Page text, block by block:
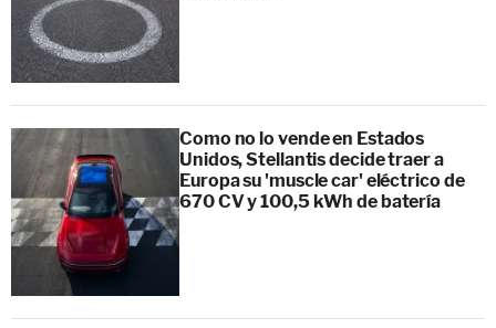
Como no lo vende en Estados
Unidos, Stellantis decide traer a
Europa su 'muscle car' eléctrico de
670 CV y 100,5 kWh de batería